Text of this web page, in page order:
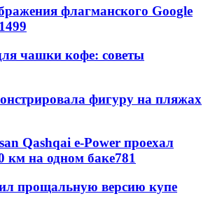
флагманского Google
1499
чашки кофе: советы
фигуру на пляжах
Qashqai e-Power проехал
км на одном баке781
прощальную версию купе